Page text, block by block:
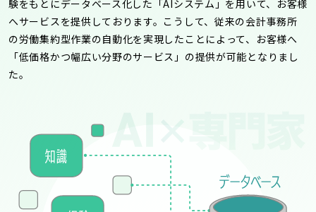
験をもとにデータベース化した「AIシステム」を用いて、お客様
へサービスを提供しております。こうして、従来の会計事務所
の労働集約型作業の自動化を実現したことによって、お客様へ
「低価格かつ幅広い分野のサービス」の提供が可能となりまし
た。